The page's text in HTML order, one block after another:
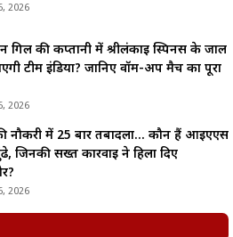
2026
गिल की कप्तानी में श्रीलंकाई स्पिनर्स के जाल
टीम इंडिया? जानिए वॉर्म-अप मैच का पूरा
2026
नौकरी में 25 बार तबादला… कौन हैं आईएएस
जिनकी सख्त कार्रवाई ने हिला दिए
2026